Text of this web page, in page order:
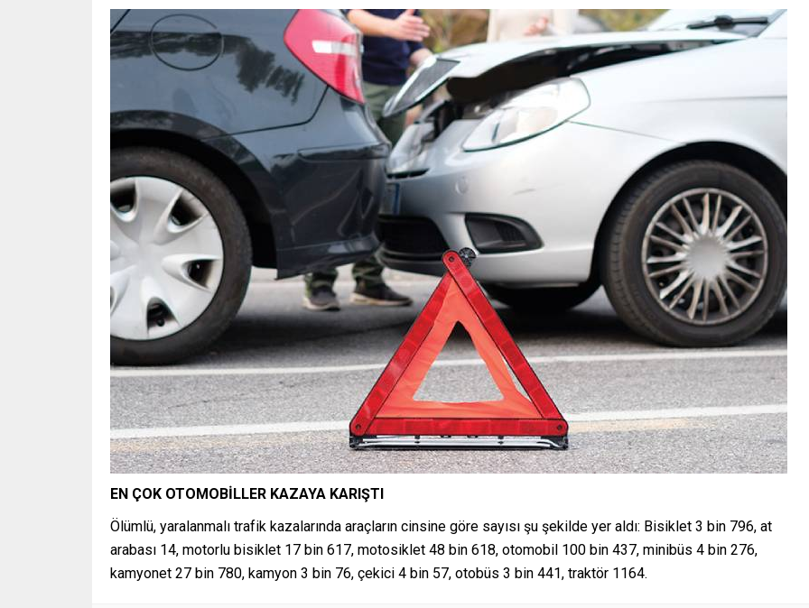
EN ÇOK OTOMOBİLLER KAZAYA KARIŞTI
Ölümlü, yaralanmalı trafik kazalarında araçların cinsine göre sayısı şu şekilde yer aldı: Bisiklet 3 bin 796, at
arabası 14, motorlu bisiklet 17 bin 617, motosiklet 48 bin 618, otomobil 100 bin 437, minibüs 4 bin 276,
kamyonet 27 bin 780, kamyon 3 bin 76, çekici 4 bin 57, otobüs 3 bin 441, traktör 1164.